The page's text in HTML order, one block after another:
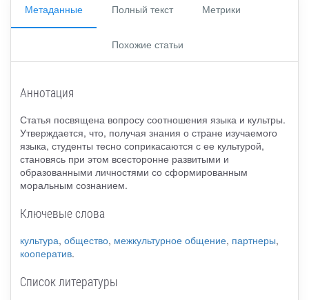
Метаданные Полный текст Метрики
Похожие статьи
Аннотация
Статья посвящена вопросу соотношения языка и культры.
Утверждается, что, получая знания о стране изучаемого
языка, студенты тесно соприкасаются с ее культурой,
становясь при этом всесторонне развитыми и
образованными личностями со сформированным
моральным сознанием.
Ключевые слова
культура, общество, межкультурное общение, партнеры,
кооператив.
Список литературы